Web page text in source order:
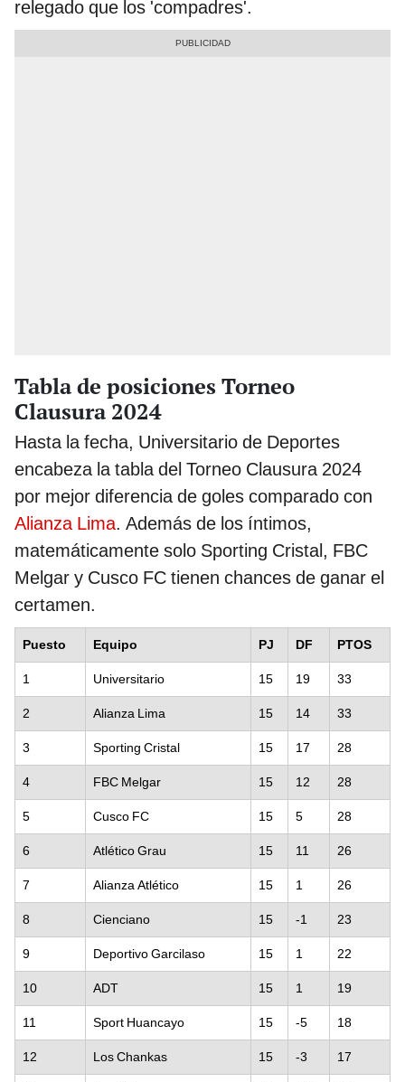
relegado que los 'compadres'.
Tabla de posiciones Torneo
Clausura 2024
Hasta la fecha, Universitario de Deportes
encabeza la tabla del Torneo Clausura 2024
por mejor diferencia de goles comparado con
Alianza Lima. Además de los íntimos,
matemáticamente solo Sporting Cristal, FBC
Melgar y Cusco FC tienen chances de ganar el
certamen.
Puesto Equipo PJ DF PTOS
1 Universitario 15 19 33
2 Alianza Lima 15 14 33
3 Sporting Cristal 15 17 28
4 FBC Melgar 15 12 28
5 Cusco FC 15 5 28
6 Atlético Grau 15 11 26
7 Alianza Atlético 15 1 26
8 Cienciano 15 -1 23
9 Deportivo Garcilaso 15 1 22
10 ADT 15 1 19
11 Sport Huancayo 15 -5 18
12 Los Chankas 15 -3 17